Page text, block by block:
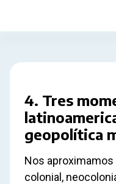
4. Tres
geopolítica
Nos
colonial,